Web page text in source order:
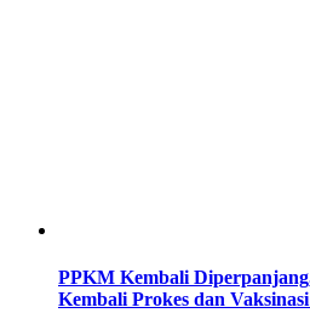
PPKM Kembali
Kembali Prokes dan